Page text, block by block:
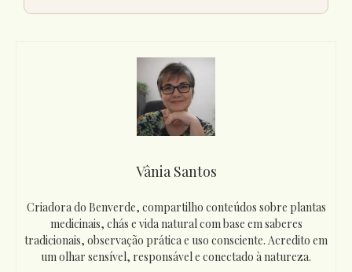
Vânia Santos
Criadora do Benverde, compartilho conteúdos sobre plantas
medicinais, chás e vida natural com base em saberes
tradicionais, observação prática e uso consciente. Acredito em
um olhar sensível, responsável e conectado à natureza.